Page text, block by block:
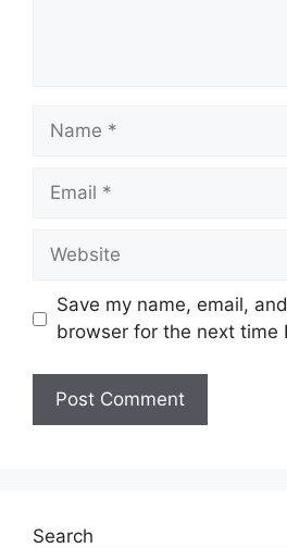
Name
Email
Website
Save my name, email,
browser for the next time
Search